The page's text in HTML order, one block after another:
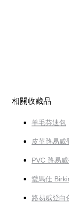
相關收藏品
羊毛芬迪包
皮革路易威
PVC 路易
愛馬仕
路易威登白